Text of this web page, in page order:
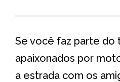
Se você faz parte do
apaixonados por
a estrada com os